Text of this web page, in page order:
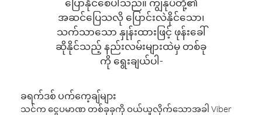
ပြောနိုင်စေပါသည်။ ကျွန်ုပ်တို့၏
အဆင်ပြေသလို ပြောင်းလဲနိုင်သော၊
သက်သာသော နှုန်းထားဖြင့် ဖုန်းခေါ်
ဆိုနိုင်သည့် နည်းလမ်းများထဲမှ တစ်ခု
ကို ရွေးချယ်ပါ-
ခရက်ဒစ် ပက်ကေ့ချ်များ
သင်က ငွေပမာဏ တစ်ခုခုကို ဝယ်ယူလိုက်သောအခါ Viber